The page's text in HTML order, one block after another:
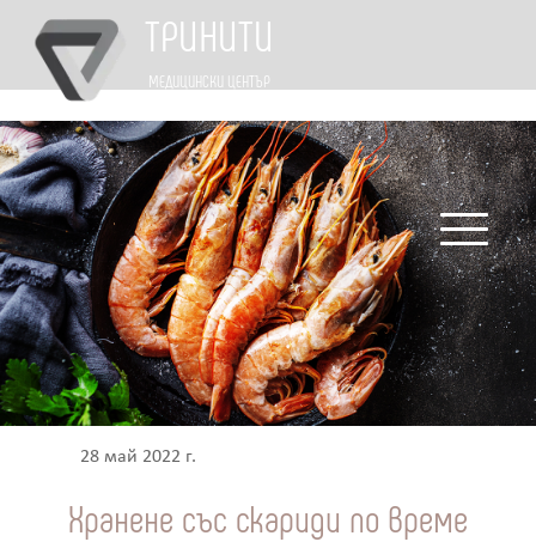
ТРИНИТИ
МЕДИЦИНСКИ ЦЕНТЪР
28 май 2022 г.
Хранене със скариди по време